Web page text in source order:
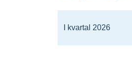
I kvartal 2026